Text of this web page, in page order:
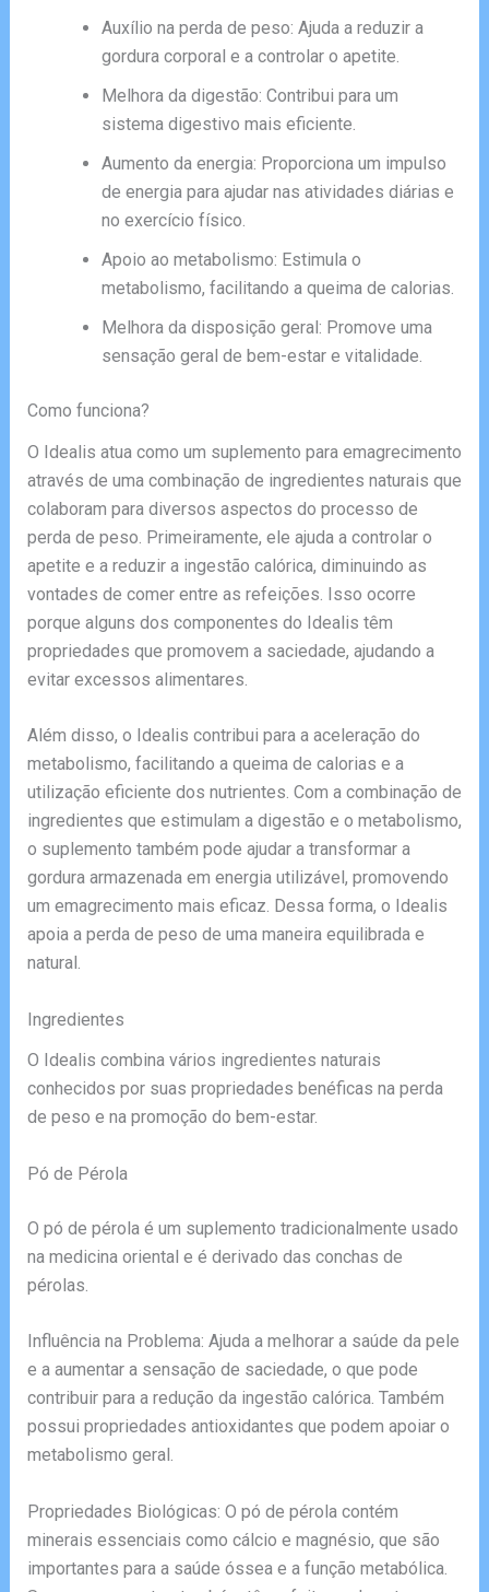
Auxílio na perda de peso: Ajuda a reduzir a
gordura corporal e a controlar o apetite.
Melhora da digestão: Contribui para um
sistema digestivo mais eficiente.
Aumento da energia: Proporciona um impulso
de energia para ajudar nas atividades diárias e
no exercício físico.
Apoio ao metabolismo: Estimula o
metabolismo, facilitando a queima de calorias.
Melhora da disposição geral: Promove uma
sensação geral de bem-estar e vitalidade.
Como funciona?
O Idealis atua como um suplemento para emagrecimento
através de uma combinação de ingredientes naturais que
colaboram para diversos aspectos do processo de
perda de peso. Primeiramente, ele ajuda a controlar o
apetite e a reduzir a ingestão calórica, diminuindo as
vontades de comer entre as refeições. Isso ocorre
porque alguns dos componentes do Idealis têm
propriedades que promovem a saciedade, ajudando a
evitar excessos alimentares.
Além disso, o Idealis contribui para a aceleração do
metabolismo, facilitando a queima de calorias e a
utilização eficiente dos nutrientes. Com a combinação de
ingredientes que estimulam a digestão e o metabolismo,
o suplemento também pode ajudar a transformar a
gordura armazenada em energia utilizável, promovendo
um emagrecimento mais eficaz. Dessa forma, o Idealis
apoia a perda de peso de uma maneira equilibrada e
natural.
Ingredientes
O Idealis combina vários ingredientes naturais
conhecidos por suas propriedades benéficas na perda
de peso e na promoção do bem-estar.
Pó de Pérola
O pó de pérola é um suplemento tradicionalmente usado
na medicina oriental e é derivado das conchas de
pérolas.
Influência na Problema: Ajuda a melhorar a saúde da pele
e a aumentar a sensação de saciedade, o que pode
contribuir para a redução da ingestão calórica. Também
possui propriedades antioxidantes que podem apoiar o
metabolismo geral.
Propriedades Biológicas: O pó de pérola contém
minerais essenciais como cálcio e magnésio, que são
importantes para a saúde óssea e a função metabólica.